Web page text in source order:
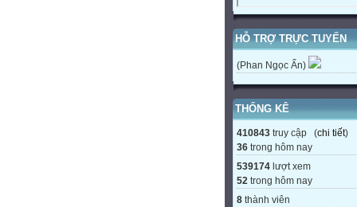
HỖ TRỢ TRỰC TUYẾN
(Phan Ngọc Ẩn)
THỐNG KÊ
410843 truy cập (chi tiết)
36 trong hôm nay
539174 lượt xem
52 trong hôm nay
8 thành viên